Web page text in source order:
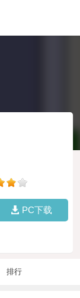
PC下载
排行